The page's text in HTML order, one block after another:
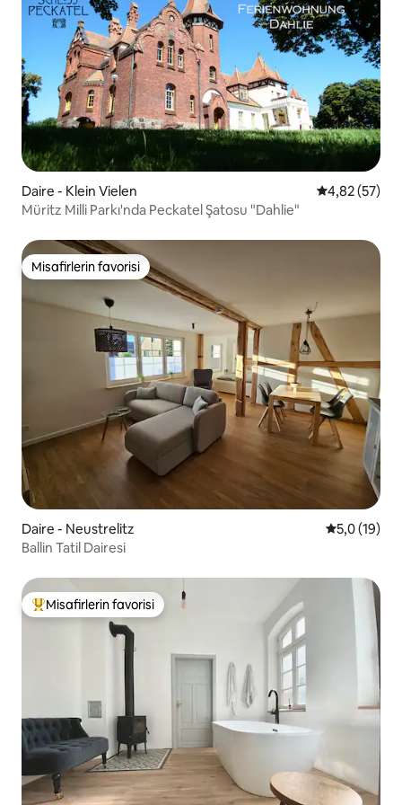
Daire - Klein Vielen 5 üzerinden
4,82 (57)
Müritz Milli Parkı'nda Peckatel Şatosu "Dahlie"
Misafirlerin favorisi
Misafirlerin favorisi
Daire - Neustrelitz 55,0 (19)
Ballin Tatil Dairesi
Misafirlerin favorilerinden en beğenilenler arasında
Misafirlerin favorisi